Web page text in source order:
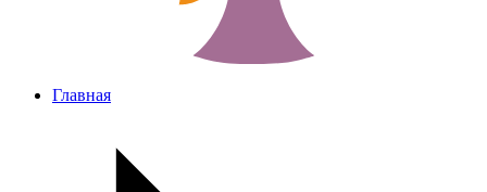
Главная